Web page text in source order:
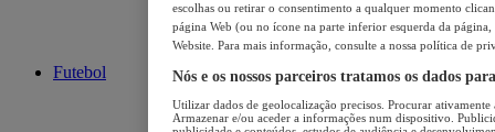
Futebol
escolhas ou retirar o consentimento a qualquer momento
página Web (ou no ícone na parte inferior esquerda da página,
Website. Para mais informação, consulte a nossa política de
Nós e os nossos parceiros tratamos os dados
Utilizar dados de geolocalização precisos. Procurar
Armazenar e/ou aceder a informações num dispositivo.